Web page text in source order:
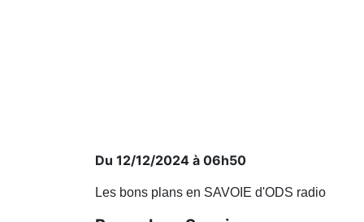
Du 12/12/2024 à 06h50
Les bons plans en SAVOIE d'ODS radio